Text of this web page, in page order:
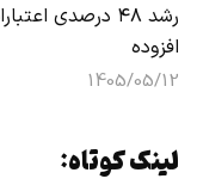
رشد ۴۸ درصدی
افزوده
1405/05/12
لینک کوتاه: